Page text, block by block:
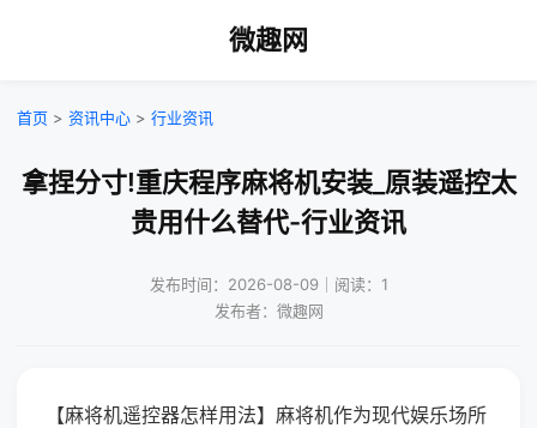
微趣网
首页 > 资讯中心 > 行业资讯
拿捏分寸!重庆程序麻将机安装_原装遥控太
贵用什么替代-行业资讯
发布时间：2026-08-09｜阅读：1
发布者：微趣网
【麻将机遥控器怎样用法】麻将机作为现代娱乐场所